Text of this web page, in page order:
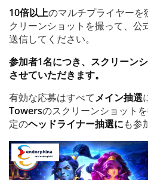
10倍以上のマルチプライヤーを
クリーンショットを撮って、公
送信してください。
参加者1名につき、スクリーン
させていただきます。
有効な応募はすべてメイン抽選
Towersのスクリーンショット
定のヘッドライナー抽選にも参